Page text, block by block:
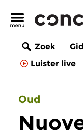
Zoek
Luister live
Oud